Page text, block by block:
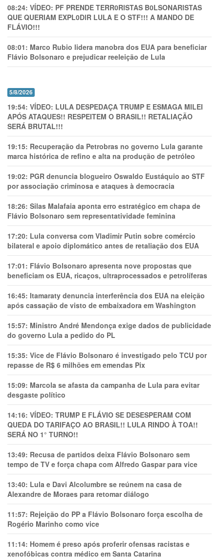
08:24: VÍDEO: PF PRENDE TERR0RlSTAS B0LSONARlSTAS
QUE QUERIAM EXPL0DlR LULA E O STF!!! A MANDO DE
FLÁVIO!!!
08:01: Marco Rubio lidera manobra dos EUA para beneficiar
Flávio Bolsonaro e prejudicar reeleição de Lula
5/8/2026
19:54: VÍDEO: LULA DESPEDAÇA TRUMP E ESMAGA MILEI
APÓS ATAQUES!! RESPEITEM O BRASIL!! RETALIAÇÃO
SERÁ BRUTAL!!!
19:15: Recuperação da Petrobras no governo Lula garante
marca histórica de refino e alta na produção de petróleo
19:02: PGR denuncia blogueiro Oswaldo Eustáquio ao STF
por associação criminosa e ataques à democracia
18:26: Silas Malafaia aponta erro estratégico em chapa de
Flávio Bolsonaro sem representatividade feminina
17:20: Lula conversa com Vladimir Putin sobre comércio
bilateral e apoio diplomático antes de retaliação dos EUA
17:01: Flávio Bolsonaro apresenta nove propostas que
beneficiam os EUA, ricaços, ultraprocessados e petrolíferas
16:45: Itamaraty denuncia interferência dos EUA na eleição
após cassação de visto de embaixadora em Washington
15:57: Ministro André Mendonça exige dados de publicidade
do governo Lula a pedido do PL
15:35: Vice de Flávio Bolsonaro é investigado pelo TCU por
repasse de R$ 6 milhões em emendas Pix
15:09: Marcola se afasta da campanha de Lula para evitar
desgaste político
14:16: VÍDEO: TRUMP E FLÁVIO SE DESESPERAM COM
QUEDA DO TARIFAÇO AO BRASIL!! LULA RINDO À TOA!!
SERÁ NO 1° TURNO!!
13:49: Recusa de partidos deixa Flávio Bolsonaro sem
tempo de TV e força chapa com Alfredo Gaspar para vice
13:40: Lula e Davi Alcolumbre se reúnem na casa de
Alexandre de Moraes para retomar diálogo
11:57: Rejeição do PP a Flávio Bolsonaro força escolha de
Rogério Marinho como vice
11:14: Homem é preso após proferir ofensas racistas e
xenofóbicas contra médico em Santa Catarina